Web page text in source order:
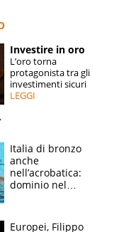
Investire in oro
L’oro torna
protagonista tra gli
investimenti sicuri
LEGGI
Italia di bronzo
anche
nell’acrobatica:
dominio nel
e compagni
Europei, Filippo